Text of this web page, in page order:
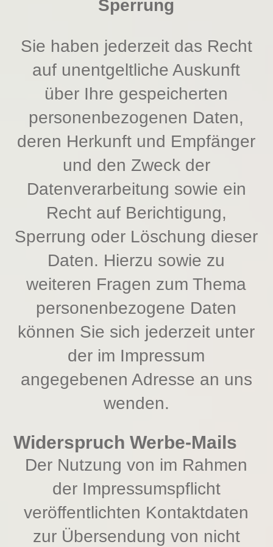
Sperrung
Sie haben jederzeit das Recht
auf unentgeltliche Auskunft
über Ihre gespeicherten
personenbezogenen Daten,
deren Herkunft und Empfänger
und den Zweck der
Datenverarbeitung sowie ein
Recht auf Berichtigung,
Sperrung oder Löschung dieser
Daten. Hierzu sowie zu
weiteren Fragen zum Thema
personenbezogene Daten
können Sie sich jederzeit unter
der im Impressum
angegebenen Adresse an uns
wenden.
Widerspruch Werbe-Mails
Der Nutzung von im Rahmen
der Impressumspflicht
veröffentlichten Kontaktdaten
zur Übersendung von nicht